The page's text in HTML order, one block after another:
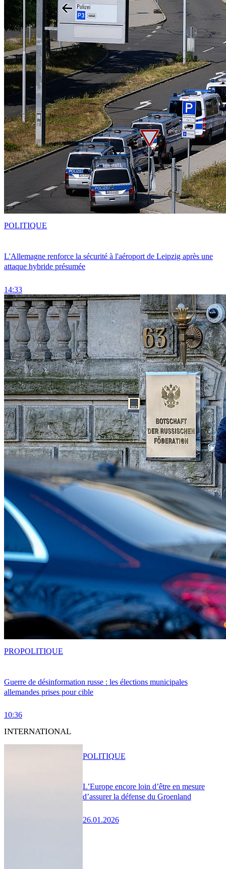
L'Allemagne renforce la sécurité à l'aéroport de Leipzig après une
attaque hybride présumée
14:33
POLITIQUE
Guerre de désinformation russe : les élections municipales
allemandes prises pour cible
10:36
PROPOLITIQUE
INTERNATIONAL
L’Europe encore loin d’être en mesure
d’assurer la défense du Groenland
26.01.2026
POLITIQUE